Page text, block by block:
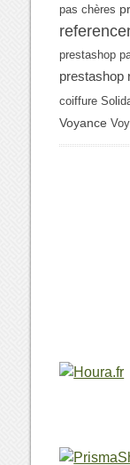
pas chères
prestashop
prestashop
coiffure
Voyance